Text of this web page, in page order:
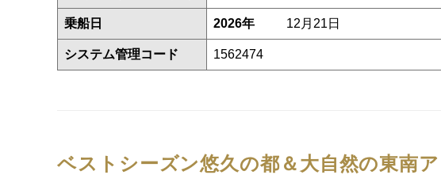
乗船日 2026年 12月21日
システム管理コード 1562474
ベストシーズン悠久の都＆大自然の東南